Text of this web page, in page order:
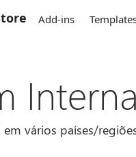
Add-ins
vários países/